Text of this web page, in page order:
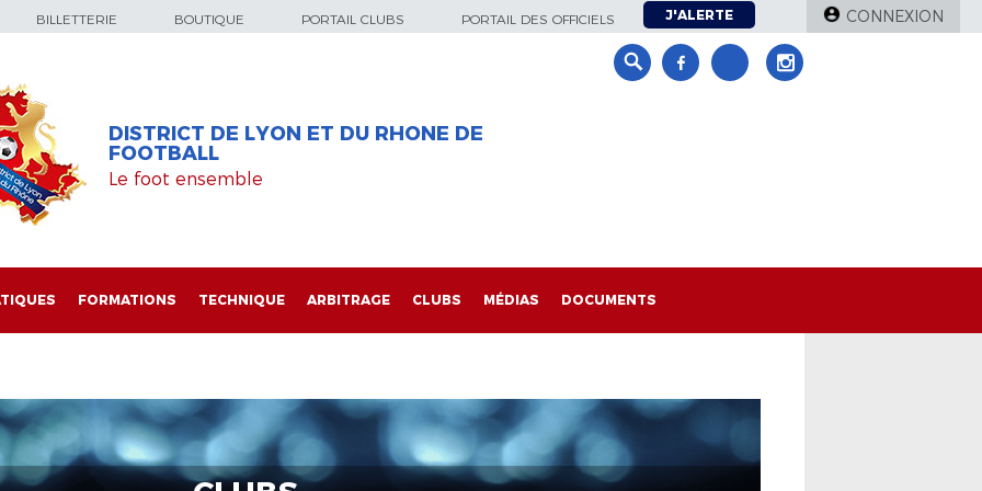
BILLETTERIE BOUTIQUE PORTAIL CLUBS PORTAIL DES OFFICIELS J'ALERTE CONNEXION
DISTRICT DE LYON ET DU RHONE DE
FOOTBALL
Le foot ensemble
FORMATIONS TECHNIQUE ARBITRAGE CLUBS MÉDIAS DOCUMENTS